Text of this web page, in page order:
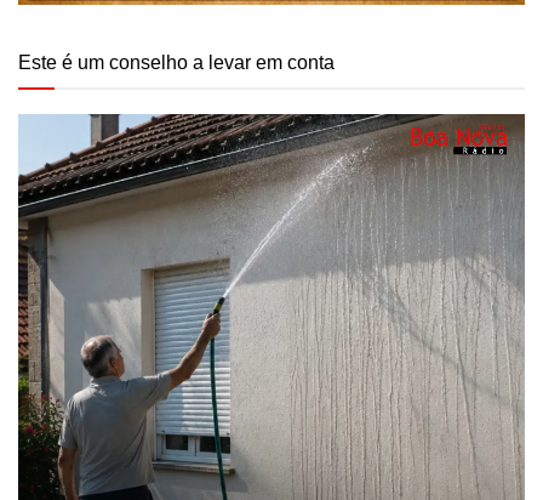
Este é um conselho a levar em conta